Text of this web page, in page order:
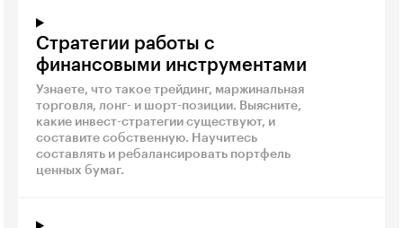
Стратегии работы с
финансовыми инструментами
Узнаете, что такое трейдинг, маржинальная
торговля, лонг- и шорт-позиции. Выясните,
какие инвест-стратегии существуют, и
составите собственную. Научитесь
составлять и ребалансировать портфель
ценных бумаг.